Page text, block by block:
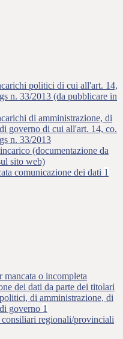
politici di cui all'art. 14,
n. 33/2013 (da pubblicare in
di amministrazione, di
governo di cui all'art. 14, co.
n. 33/2013
(documentazione da
sito web)
comunicazione dei dati 1
mancata o incompleta
dei dati da parte dei titolari
di amministrazione, di
governo 1
regionali/provinciali